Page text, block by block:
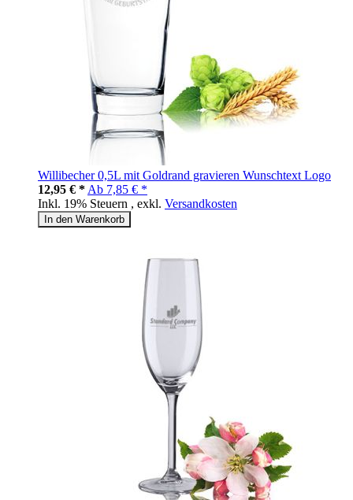
Willibecher 0,5L mit Goldrand gravieren Wunschtext Logo
12,95 € * Ab 7,85 € *
Inkl. 19% Steuern , exkl. Versandkosten
In den Warenkorb